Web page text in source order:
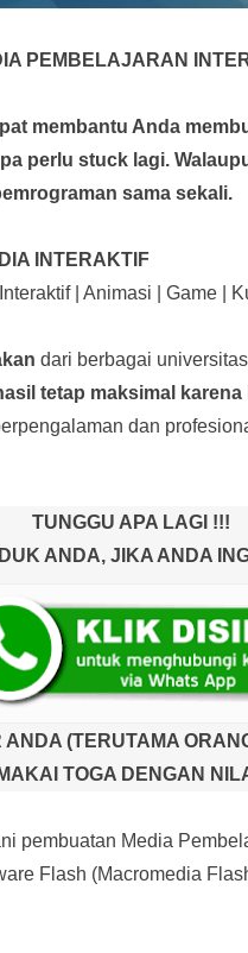
PEMBELAJARAN
membantu Anda
perlu stuck lagi.
sama sekali.
INTERAKTIF
| Animasi | Game |
dari berbagai
tetap maksimal karena
dan
TUNGGU APA LAGI !!!
ANDA, JIKA ANDA
(TERUTAMA
TOGA DENGAN
pembuatan Media
Flash (Macromedia